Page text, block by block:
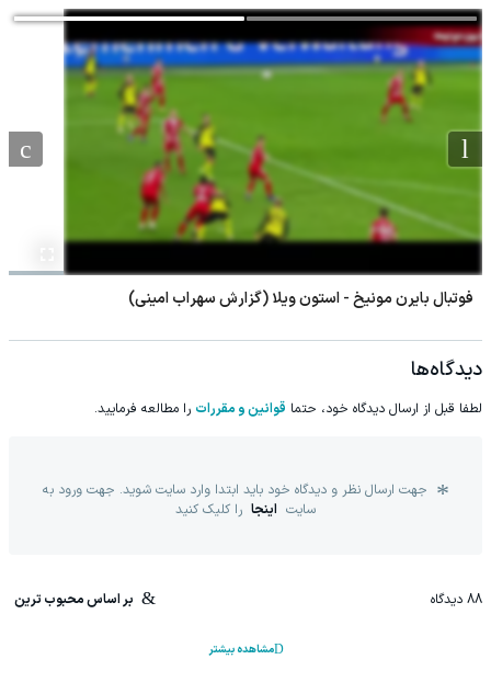
مسابقات وزنه برداری قهرمانی نوجوانان و جوانان آسیا
دیدگاه‌ها
لطفا قبل از ارسال دیدگاه خود، حتما قوانین و مقررات را مطالعه فرمایید.
جهت ارسال نظر و دیدگاه خود باید ابتدا وارد سایت شوید. جهت ورود به
سایت اینجا را کلیک کنید
88 دیدگاه بر اساس محبوب ترین
مشاهده بیشتر